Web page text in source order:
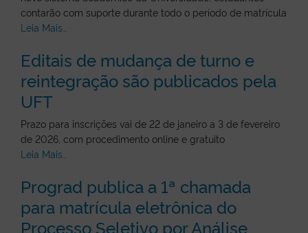
contarão com suporte durante todo o período de matrícula
Leia Mais…
Editais de mudança de turno e
reintegração são publicados pela
UFT
Prazo para inscrições vai de 22 de janeiro a 3 de fevereiro
de 2026, com procedimento online e gratuito
Leia Mais…
Prograd publica a 1ª chamada
para matrícula eletrônica do
Processo Seletivo por Análise